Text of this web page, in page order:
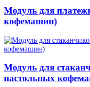
Модуль для
кофемашин)
Модуль для
настольных